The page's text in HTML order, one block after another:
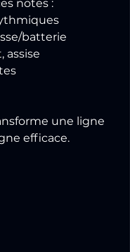
notes :
batterie
assise
une ligne
efficace.